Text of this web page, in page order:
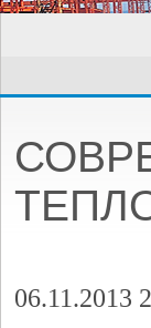
06.11.2013